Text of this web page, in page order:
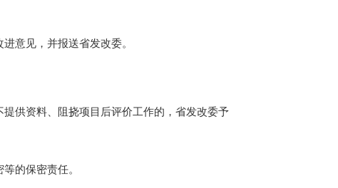
进意见，并报送省发改委。
提供资料、阻挠项目 后评价工作的， 省发改委予
的保密责任。